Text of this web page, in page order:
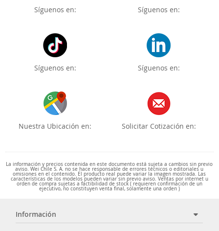
Síguenos en: Síguenos en:
Síguenos en: Síguenos en:
Nuestra Ubicación en: Solicitar Cotización en:
La información y precios contenida en este documento está sujeta a cambios sin previo
aviso. Wei Chile S. A. no se hace responsable de errores técnicos o editoriales u
omisiones en el contenido. El producto real puede variar la imagen mostrada. Las
características de los modelos pueden variar sin previo aviso. Ventas por internet u
orden de compra sujetas a factibilidad de stock ( requieren confirmación de un
ejecutivo, no constituyen venta final, solamente una orden )
Información